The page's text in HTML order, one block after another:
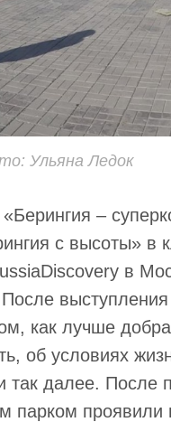
Ульяна Ледок
–
с высоты» в
в
как лучше
об условиях
так далее. После
парком проявили